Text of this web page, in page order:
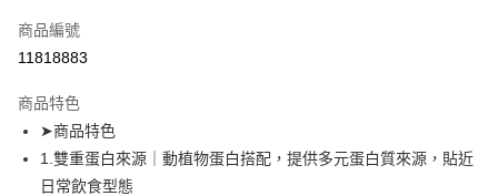
新竹物流
離島（澎湖、金門、馬祖、小琉球）且不含部分鄉鎮 不含：澎湖縣
望安鄉、澎湖縣七美鄉與金門縣烏坵鄉
每筆NT$250
商品編號
11818883
商品特色
➤商品特色
1.雙重蛋白來源｜動植物蛋白搭配，提供多元蛋白質來源，貼近
日常飲食型態